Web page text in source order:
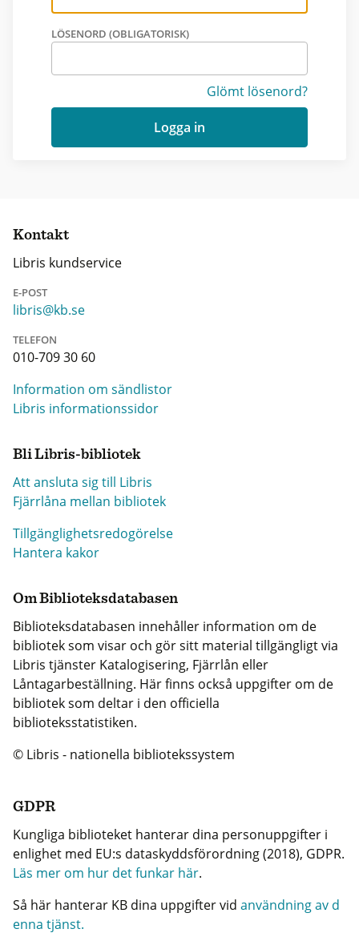
LÖSENORD (OBLIGATORISK)
Glömt lösenord?
Logga in
Kontakt
Libris kundservice
E-POST
libris@kb.se
TELEFON
010-709 30 60
Information om sändlistor
Libris informationssidor
Bli Libris-bibliotek
Att ansluta sig till Libris
Fjärrlåna mellan bibliotek
Tillgänglighetsredogörelse
Hantera kakor
Om Biblioteksdatabasen
Biblioteksdatabasen innehåller information om de
bibliotek som visar och gör sitt material tillgängligt via
Libris tjänster Katalogisering, Fjärrlån eller
Låntagarbeställning. Här finns också uppgifter om de
bibliotek som deltar i den officiella
biblioteksstatistiken.
© Libris - nationella bibliotekssystem
GDPR
Kungliga biblioteket hanterar dina personuppgifter i
enlighet med EU:s dataskyddsförordning (2018), GDPR.
Läs mer om hur det funkar här.
Så här hanterar KB dina uppgifter vid användning av d
enna tjänst.